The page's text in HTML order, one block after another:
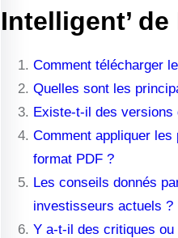
Intelligent’
Comment télécharger
Quelles sont les
Existe-t-il des versions
Comment appliquer
format PDF ?
Les conseils donnés
investisseurs actuels ?
Y a-t-il des critiques ou